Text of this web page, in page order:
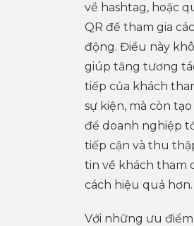
về hashtag, hoặc
QR để tham gia
động. Điều này
giúp tăng tương
tiếp của khách
sự kiện, mà còn tạo
để doanh nghiệp
tiếp cận và thu
tin về khách tham
cách hiệu quả hơn.
Với những ưu